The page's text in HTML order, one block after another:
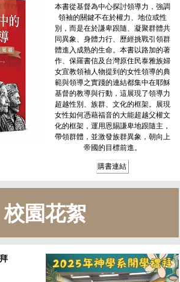
本書從基督為中心探討領導力，強調
領袖的關鍵不在於權力、地位或性
別，而是在於謙卑跟隨、凝聚群體共
同異象、身體力行、歷經挑戰引領群
體進入成熟的生命。本書以路加的著
作、保羅書信及台灣原住民泰雅族婦
女宣教領袖人物提到的女性領導的典
範與領導之實踐的連結都集中在耶穌
基督的教導與行動，這展現了領導力
超越性別、族群、文化的框架。展現
女性如何憑藉福音的大能超越父權文
化的框架，運用恩賜謙卑地跟隨主，
帶領群體，並激發族群異象，朝向上
帝國的目標前進。
購書連結
校園花絮